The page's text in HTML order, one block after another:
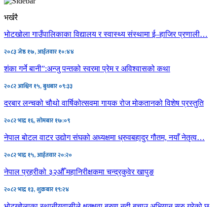
भर्खरै
भोटखोला गाउँपालिकाका विद्यालय र स्वास्थ्य संस्थामा ई–हाजिर प्रणाली…
२०८३ जेष्ठ १७, आईतवार १०:४४
शंका गर्ने बानी”:अन्जु पन्तको स्वरमा प्रेम र अविश्वासको कथा
२०८२ आश्विन १५, बुधबार ०९:३३
दरबार लन्चको चौथो वार्षिकोत्सवमा गायक रोज मोकतानको विशेष प्रस्तुति
२०८२ भाद्र १६, सोमबार १७:०९
नेपाल बोटल वाटर उद्योग संघको अध्यक्षमा ध्रुवबहादुर गौतम, नयाँ नेतृत्व…
२०८२ भाद्र १५, आईतवार २०:२०
नेपाल प्रहरीको ३२औँ महानिरीक्षकमा चन्द्रकुवेर खापुङ
२०८२ भाद्र १३, शुक्रबार १९:२४